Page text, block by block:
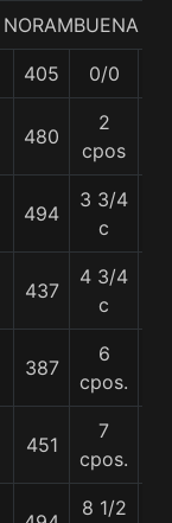
B.
405 0/0
480
2
cpos
494
3 3/4
c
437
4 3/4
c
387
6
cpos.
451
7
cpos.
8 1/2